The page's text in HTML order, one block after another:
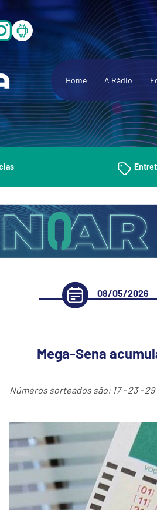
Home A Rádio
08/05/2026
Mega-Sena
Números sorteados são: 17 - 23 - 29